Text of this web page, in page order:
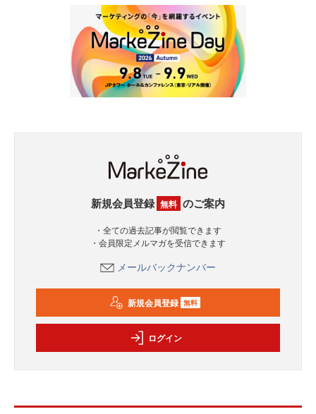
新規会員登録 無料 のご案内
・全ての過去記事が閲覧できます
・会員限定メルマガを受信できます
メールバックナンバー
新規会員登録 無料
ログイン